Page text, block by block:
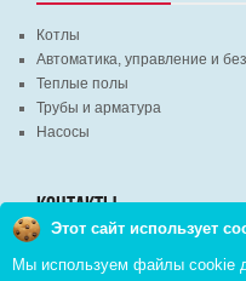
Котлы
Автоматика, управление и
Теплые полы
Трубы и арматура
Насосы
КОНТАКТЫ
г. Минск, ВЦ "Экспобел",
Этот сайт использует
Мы используем файлы cookie